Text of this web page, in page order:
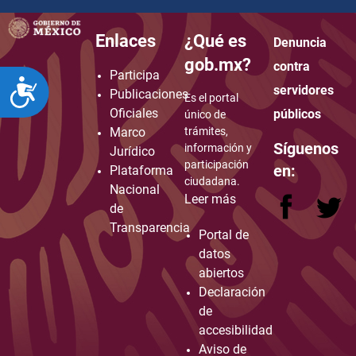
ACCESIBILIDAD
how to embed google map in website
Enlaces
Participa
Publicaciones
Oficiales
Marco
Jurídico
Plataforma
Nacional
de
Transparencia
¿Qué es
gob.mx?
Es el portal
único de
trámites,
información y
participación
ciudadana.
Leer más
Portal de
datos
abiertos
Declaración
de
accesibilidad
Aviso de
Denuncia
contra
servidores
públicos
Síguenos
en: